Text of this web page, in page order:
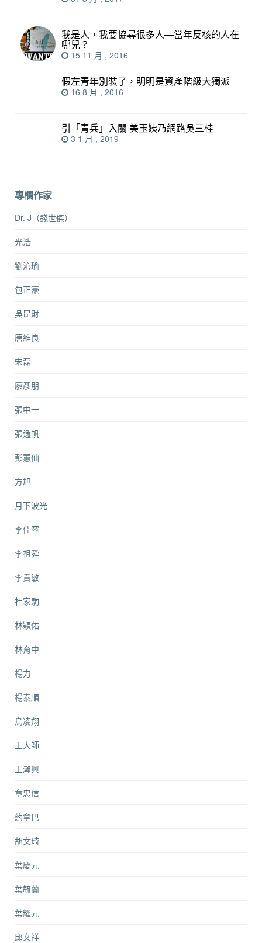
我是人，我要協尋很多人—當年反核的人在
哪兒？
15 11 月 , 2016
假左青年別裝了，明明是資產階級大獨派
16 8 月 , 2016
引「青兵」入關 美玉姨乃網路吳三桂
3 1 月 , 2019
專欄作家
Dr. J（錢世傑）
光浩
劉沁瑜
包正豪
吳昆財
唐維良
宋磊
廖彥朋
張中一
張逸帆
彭蕙仙
方旭
月下波光
李佳容
李祖舜
李貴敏
杜家駒
林穎佑
林育中
楊力
楊泰順
烏凌翔
王大師
王瀚興
章忠信
約拿巴
胡文琦
葉慶元
葉毓蘭
葉耀元
邱文祥